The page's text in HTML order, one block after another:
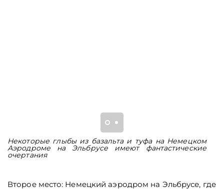
Некоторые глыбы из базальта и туфа на Немецком
Аэродроме на Эльбрусе имеют фантастические
очертания
Второе место: Немецкий аэродром на Эльбрусе, где